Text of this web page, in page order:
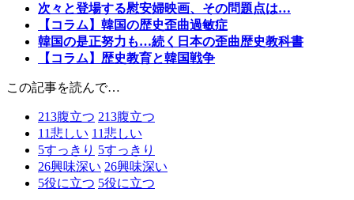
次々と登場する慰安婦映画、その問題点は…
【コラム】韓国の歴史歪曲過敏症
韓国の是正努力も…続く日本の歪曲歴史教科書
【コラム】歴史教育と韓国戦争
この記事を読んで…
213腹立つ 213腹立つ
11悲しい 11悲しい
5すっきり 5すっきり
26興味深い 26興味深い
5役に立つ 5役に立つ